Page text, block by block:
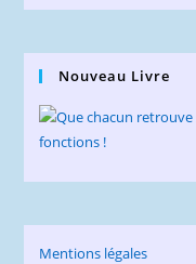
Nouveau Livre
Mentions légales